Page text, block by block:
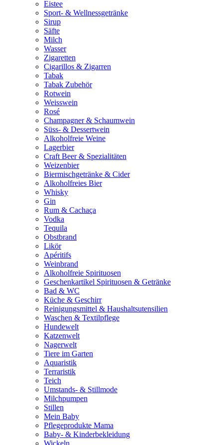
Eistee
Sport- & Wellnessgetränke
Sirup
Säfte
Milch
Wasser
Zigaretten
Cigarillos & Zigarren
Tabak
Tabak Zubehör
Rotwein
Weisswein
Rosé
Champagner & Schaumwein
Süss- & Dessertwein
Alkoholfreie Weine
Lagerbier
Craft Beer & Spezialitäten
Weizenbier
Biermischgetränke & Cider
Alkoholfreies Bier
Whisky
Gin
Rum & Cachaça
Vodka
Tequila
Obstbrand
Likör
Apéritifs
Weinbrand
Alkoholfreie Spirituosen
Geschenkartikel Spirituosen & Getränke
Bad & WC
Küche & Geschirr
Reinigungsmittel & Haushaltsutensilien
Waschen & Textilpflege
Hundewelt
Katzenwelt
Nagerwelt
Tiere im Garten
Aquaristik
Terraristik
Teich
Umstands- & Stillmode
Milchpumpen
Stillen
Mein Baby
Pflegeprodukte Mama
Baby- & Kinderbekleidung
Wickeln